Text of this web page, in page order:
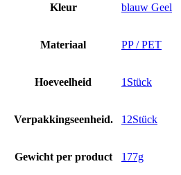
Kleur blauw Geel
Materiaal PP / PET
Hoeveelheid 1Stück
Verpakkingseenheid. 12Stück
Gewicht per product 177g